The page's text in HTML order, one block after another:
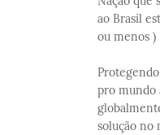
ao Brasil
ou menos )
pro mundo
solução no